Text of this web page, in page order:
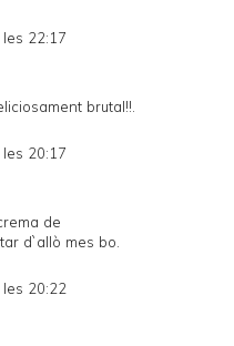
les 22:17
brutal!!.
les 20:17
de
d`allò mes bo.
les 20:22